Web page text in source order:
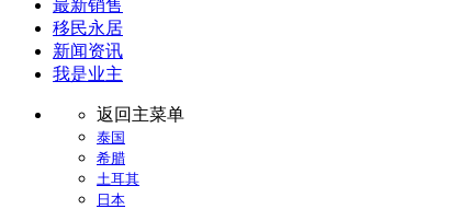
最新销售
移民永居
新闻资讯
我是业主
返回主菜单
泰国
希腊
土耳其
日本